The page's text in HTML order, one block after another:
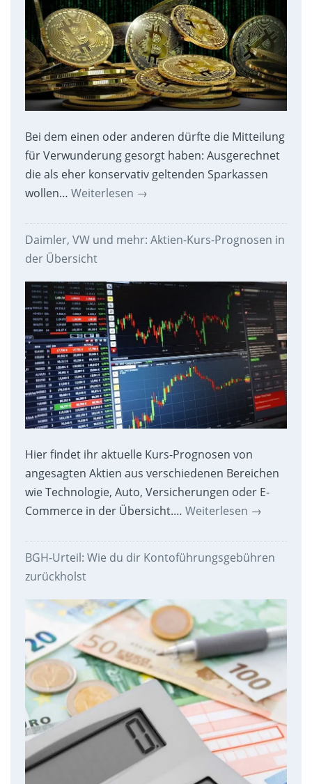
Bei dem einen oder anderen dürfte die Mitteilung
für Verwunderung gesorgt haben: Ausgerechnet
die als eher konservativ geltenden Sparkassen
wollen… Weiterlesen →
Daimler, VW und mehr: Aktien-Kurs-Prognosen in
der Übersicht
Hier findet ihr aktuelle Kurs-Prognosen von
angesagten Aktien aus verschiedenen Bereichen
wie Technologie, Auto, Versicherungen oder E-
Commerce in der Übersicht.… Weiterlesen →
BGH-Urteil: Wie du dir Kontoführungsgebühren
zurückholst